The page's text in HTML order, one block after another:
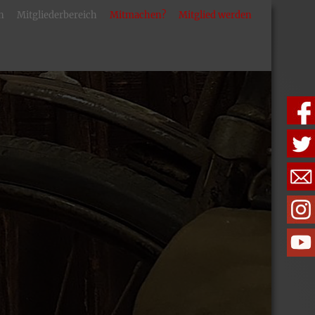
Mitgliederbereich Mitmachen? Mitglied werden